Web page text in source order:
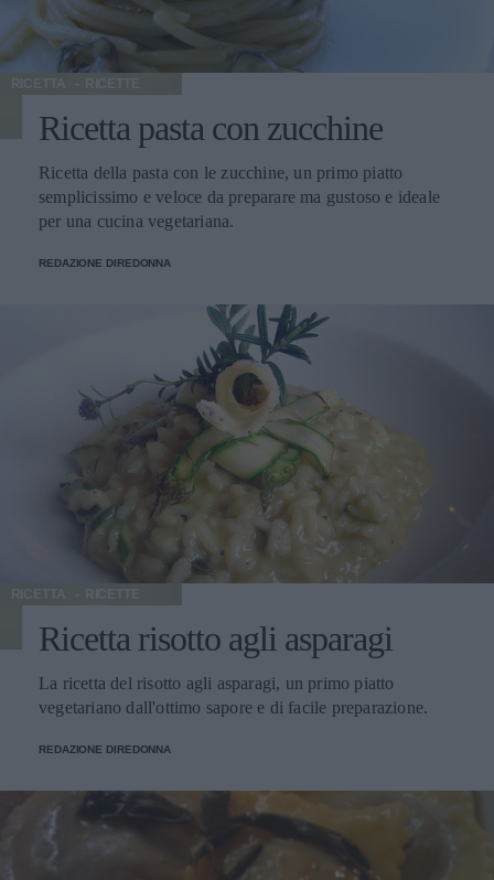
RICETTA
Ricetta pasta con zucchine
Ricetta della pasta con le zucchine, un primo piatto
semplicissimo e veloce da preparare ma gustoso e ideale
per una cucina vegetariana.
REDAZIONE DIREDONNA
RICETTA
Ricetta risotto agli asparagi
La ricetta del risotto agli asparagi, un primo piatto
vegetariano dall'ottimo sapore e di facile preparazione.
REDAZIONE DIREDONNA